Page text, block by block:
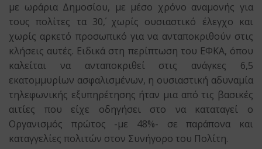
με ωράρια Δημοσίου, με μέσο χρόνο αναμονής για
τους πολίτες τα 30΄, χωρίς ουσιαστικό έλεγχο και
χωρίς αρκετό προσωπικό για να ανταποκριθούν στις
κλήσεις αυτές. Ειδικά στη περίπτωση του ΕΦΚΑ, όπου
καλείται να ανταποκριθεί στις ανάγκες 6,5
εκατομμυρίων ασφαλισμένων, η ουσιαστική αδυναμία
τηλεφωνικής εξυπηρέτησης ήταν μια από τις βασικές
αιτίες που είχε οδηγήσει στο να καταταγεί ο
Οργανισμός πρώτος -με 48%- σε παράπονα και
καταγγελίες πολιτών στον Συνήγορο του Πολίτη.